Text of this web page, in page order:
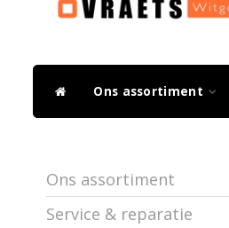
Ons assortiment
Ons assortiment
Service & reparatie